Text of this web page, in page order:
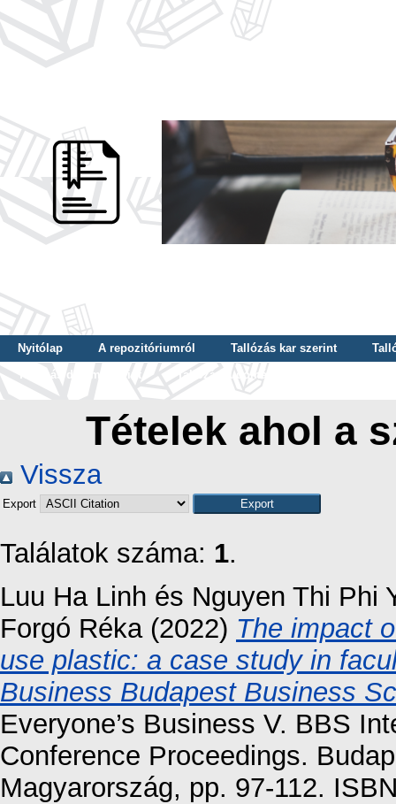
Nyitólap A repozitóriumról Tallózás kar szerint
Tallózás dátum szerint
Tallózás tudományterület szerint
Tételek ahol a
Vissza
Export
Találatok száma: 1.
Luu Ha Linh és Nguyen Thi Phi
Forgó Réka(2022) The impact
use plastic: a case study in
Business Budapest Business
Everyone’s Business V. BBS
Conference Proceedings.
Magyarország, pp. 97-112.